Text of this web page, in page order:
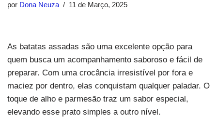
por Dona Neuza 11 de Março, 2025
As batatas assadas são uma excelente opção para
quem busca um acompanhamento saboroso e fácil de
preparar. Com uma crocância irresistível por fora e
maciez por dentro, elas conquistam qualquer paladar. O
toque de alho e parmesão traz um sabor especial,
elevando esse prato simples a outro nível.